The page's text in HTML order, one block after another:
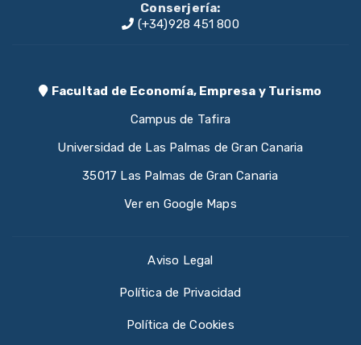
Conserjería:
(+34)928 451 800
Facultad de Economía, Empresa y Turismo
Campus de Tafira
Universidad de Las Palmas de Gran Canaria
35017 Las Palmas de Gran Canaria
Ver en Google Maps
Aviso Legal
Política de Privacidad
Política de Cookies